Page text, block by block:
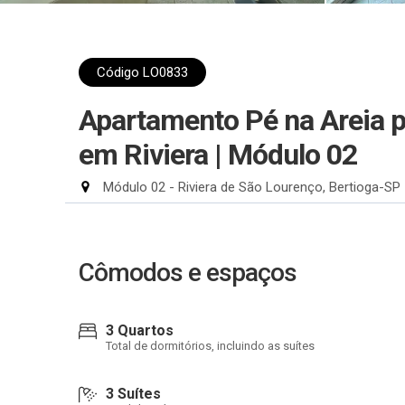
Código LO0833
Apartamento Pé na Areia
em Riviera | Módulo 02
Módulo 02 - Riviera de São Lourenço, Bertioga-SP
Cômodos e espaços
3 Quartos
Total de dormitórios, incluindo as suítes
3 Suítes